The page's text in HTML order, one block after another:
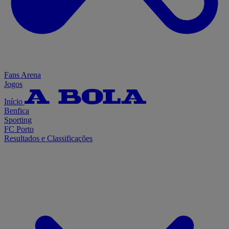
Fans Arena
Jogos
Início
Benfica
Sporting
FC Porto
Resultados e Classificações